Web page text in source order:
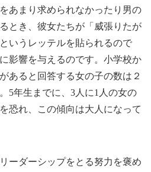
あまり求められなかったり男の
とき、彼女たちが「威張りたが
いうレッテルを貼られるので
影響を与えるのです。小学校か
あると回答する女の子の数は２
5年生までに、3人に1人の女の
恐れ、この傾向は大人になって
ーダーシップをとる努力を褒め